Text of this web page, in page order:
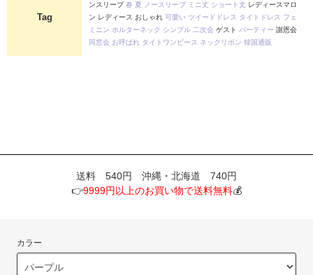
Tag
ンスリーブ 春 夏 ノースリーブ ミニ丈 ショート丈 レディースマロ
ン レディース おしゃれ 可愛い ツイードドレス タイトドレス フェ
ミニン ホルターネック シンプル 二次会 ゲスト パーティー 謝恩会
同窓会 お呼ばれ タイトワンピース ネックリボン 韓国通販
送料 540円 沖縄・北海道 740円
👉9999円以上のお買い物で送料無料💰
カラー